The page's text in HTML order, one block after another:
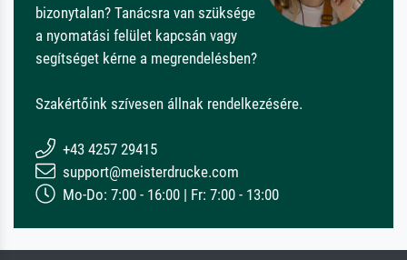
bizonytalan? Tanácsra van szüksége
a nyomatási felület kapcsán vagy
segítséget kérne a megrendelésben?
Szakértőink szívesen állnak rendelkezésére.
+43 4257 29415
support@meisterdrucke.com
Mo-Do: 7:00 - 16:00 | Fr: 7:00 - 13:00